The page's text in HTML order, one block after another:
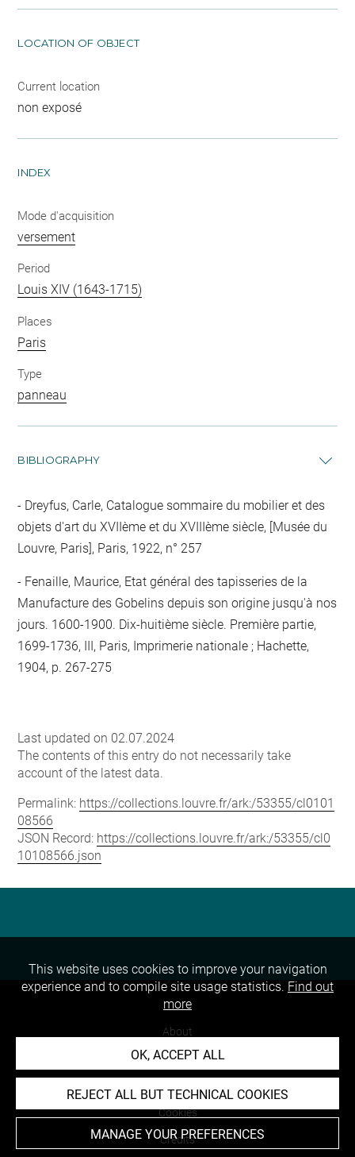
LOCATION OF OBJECT
Current location
non exposé
INDEX
Mode d'acquisition
versement
Period
Louis XIV (1643-1715)
Places
Paris
Type
panneau
BIBLIOGRAPHY
Dreyfus, Carle, Catalogue sommaire du mobilier et des
objets d'art du XVIIème et du XVIIIème siècle, [Musée du
Louvre, Paris], Paris, 1922, n° 257
Fenaille, Maurice, Etat général des tapisseries de la
Manufacture des Gobelins depuis son origine jusqu'à nos
jours. 1600-1900. Dix-huitième siècle. Première partie,
1699-1736, III, Paris, Imprimerie nationale ; Hachette,
1904, p. 267-275
Last updated on 02.07.2024
The contents of this entry do not necessarily take
account of the latest data.
Permalink: https://collections.louvre.fr/ark:/53355/cl0101
08566
JSON Record: https://collections.louvre.fr/ark:/53355/cl0
10108566.json
About
Contact Us
Cookies
Credits
This website uses cookies to improve your navigation
experience and to compile site usage statistics. Find out
more
OK, ACCEPT ALL
REJECT ALL BUT TECHNICAL COOKIES
MANAGE YOUR PREFERENCES